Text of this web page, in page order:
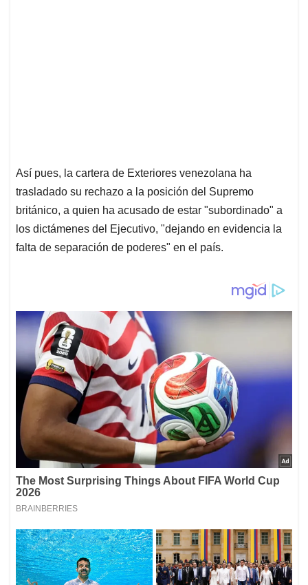
Así pues, la cartera de Exteriores venezolana ha
trasladado su rechazo a la posición del Supremo
británico, a quien ha acusado de estar "subordinado" a
los dictámenes del Ejecutivo, "dejando en evidencia la
falta de separación de poderes" en el país.